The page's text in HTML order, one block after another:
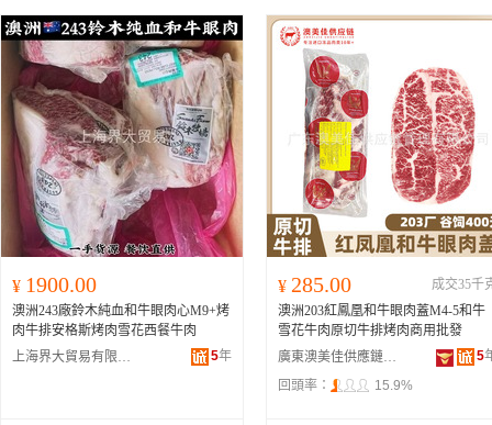
¥ 1900.00
澳洲243廠鈴木純血和牛眼肉心M9+烤
肉牛排安格斯烤肉雪花西餐牛肉
上海界大貿易有限公司
5年
¥ 285.00
成交35千
澳洲203紅鳳凰和牛眼肉蓋M4-5和牛
雪花牛肉原切牛排烤肉商用批發
廣東澳美佳供應鏈管理有限公司
5
回頭率：
15.9%